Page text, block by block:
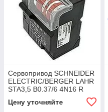
Сервопривод SCHNEIDER
ELECTRIC/BERGER LAHR
STA3,5 B0.37/6 4N16 R
Цену уточняйте